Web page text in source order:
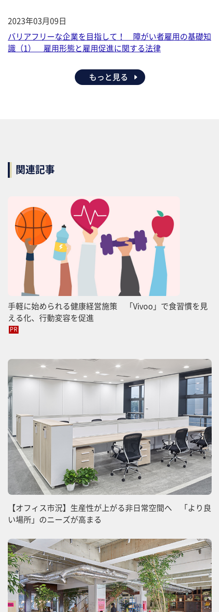
2023年03月09日
バリアフリーな企業を目指して！ 障がい者雇用の基礎知
識（1） 雇用形態と雇用促進に関する法律
もっと見る
関連記事
手軽に始められる健康経営施策 「Vivoo」で食習慣を見
える化、行動変容を促進
PR
【オフィス市況】生産性が上がる非日常空間へ 「より良
い場所」のニーズが高まる